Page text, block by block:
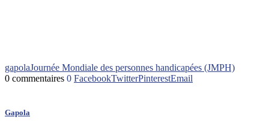
gapolaJournée Mondiale des personnes handicapées (JMPH)
0 commentaires 0 FacebookTwitterPinterestEmail
Gapola